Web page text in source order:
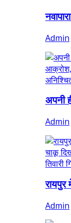
Admin
अपनी
Admin
Admin